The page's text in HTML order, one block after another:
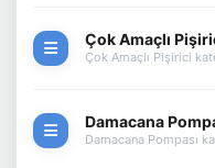
Çok Amaçlı
Çok Amaçlı Pişirici
Damacana
Damacana Pompası